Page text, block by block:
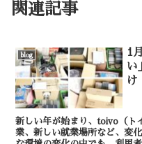
関連記事
blog
1
い
け
新しい年が始まり、toivo（ト
業、新しい就業場所など、変